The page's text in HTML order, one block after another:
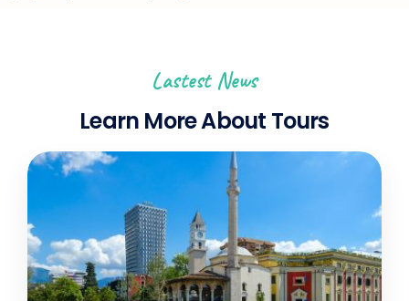
Lastest News
Learn More About Tours